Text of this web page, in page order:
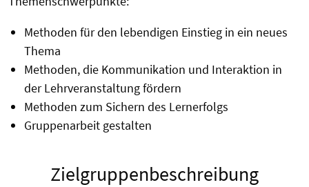
Methoden für den lebendigen Einstieg in ein neues
Thema
Methoden, die Kommunikation und Interaktion in
der Lehrveranstaltung fördern
Methoden zum Sichern des Lernerfolgs
Gruppenarbeit gestalten
Zielgruppenbeschreibung